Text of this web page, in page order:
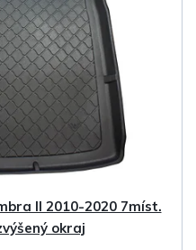
II 2010-2020 7míst.
okraj